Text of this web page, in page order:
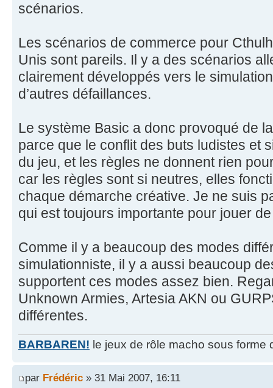
scénarios.
Les scénarios de commerce pour
Unis sont pareils. Il y a des scénarios
clairement développés vers le
d’autres défaillances.
Le système Basic a donc provoqué de
parce que le conflit des buts ludistes et
du jeu, et les règles ne donnent rien
car les règles sont si neutres, elles
chaque démarche créative. Je ne suis
qui est toujours importante pour jouer
Comme il y a beaucoup des modes
simulationniste, il y a aussi beaucoup
supportent ces modes assez bien.
Unknown Armies, Artesia AKN ou
différentes.
BARBAREN! le jeux de rôle macho sous forme
par Frédéric » 31 Mai 2007, 16:11